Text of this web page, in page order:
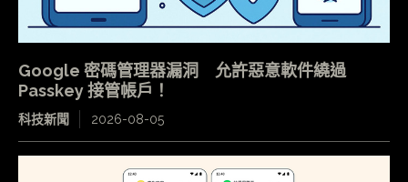
Google 密碼管理器漏洞 允許惡意軟件繞過
Passkey 接管帳戶！
科技新聞 2026-08-05